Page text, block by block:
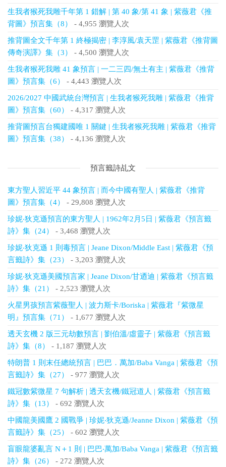
生我者猴死我雕千年第 1 錯解 | 第 40 象/第 41 象 | 紫薇君《推
背圖》預言集（8）
- 4,955 瀏覽人次
推背圖全文千年第 1 終極揭密 | 李淳風/袁天罡 | 紫薇君《推背圖
傳奇演譯》集（3）
- 4,500 瀏覽人次
生我者猴死我雕 41 象預言 | 一二三四/無土有主 | 紫薇君《推背
圖》預言集（6）
- 4,443 瀏覽人次
2026/2027 中國武統台灣預言 | 生我者猴死我雕 | 紫薇君《推背
圖》預言集（60）
- 4,317 瀏覽人次
推背圖預言台獨建國唯 1 關鍵 | 生我者猴死我雕 | 紫薇君《推背
圖》預言集（38）
- 4,136 瀏覽人次
預言籤詩乩文
東方聖人習近平 44 象預言 | 而今中國有聖人 | 紫薇君《推背
圖》預言集（4）
- 29,808 瀏覽人次
珍妮‧狄克遜預言的東方聖人 | 1962年2月5日 | 紫薇君《預言籤
詩》集（24）
- 3,468 瀏覽人次
珍妮‧狄克遜 1 則毒預言 | Jeane Dixon/Middle East | 紫薇君《預
言籤詩》集（23）
- 3,203 瀏覽人次
珍妮‧狄克遜美國預言家 | Jeane Dixon/甘迺迪 | 紫薇君《預言籤
詩》集（21）
- 2,523 瀏覽人次
火星男孩預言紫薇聖人 | 波力斯卡/Boriska | 紫薇君『紫微星
明』預言集（71）
- 1,677 瀏覽人次
透天玄機 2 版三元劫數預言 | 劉伯溫/虛靈子 | 紫薇君《預言籤
詩》集（8）
- 1,187 瀏覽人次
特朗普 1 則末任總統預言 | 巴巴．萬加/Baba Vanga | 紫薇君《預
言籤詩》集（27）
- 977 瀏覽人次
鐵冠數紫微星 7 句解析 | 透天玄機/鐵冠道人 | 紫薇君《預言籤
詩》集（13）
- 692 瀏覽人次
中國龍美國鷹 2 國戰爭 | 珍妮‧狄克遜/Jeanne Dixon | 紫薇君《預
言籤詩》集（25）
- 602 瀏覽人次
盲眼龍婆亂言 N＋1 則 | 巴巴‧萬加/Baba Vanga | 紫薇君《預言籤
詩》集（26）
- 272 瀏覽人次